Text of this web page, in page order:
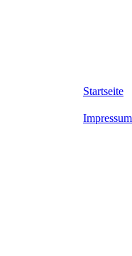
Startseite
Impressum